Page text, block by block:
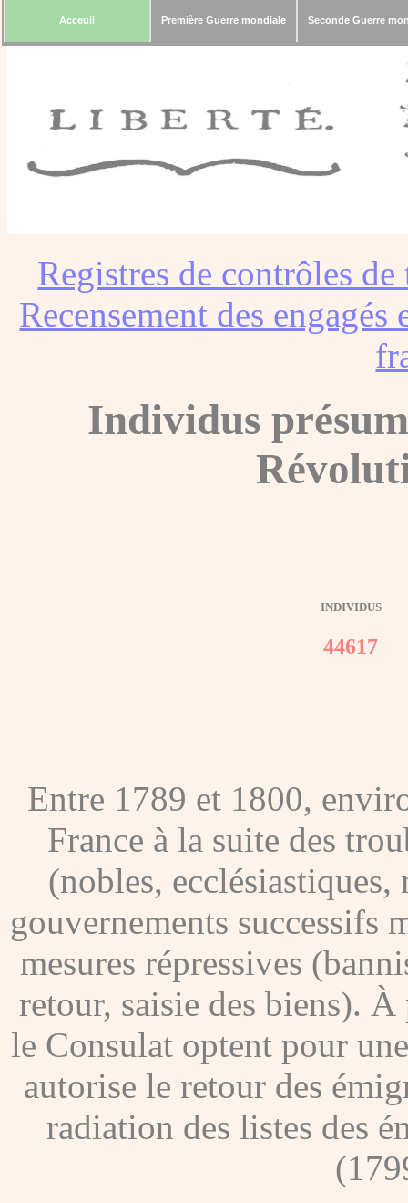
Acceuil Première Guerre mondiale Seconde Guerre
Registres de contrôles
Recensement des
Individus
INDIVIDUS
44617
Entre 1789 et 1800,
France à la suite des
(nobles,
gouvernements successifs
mesures répressives
retour, saisie des biens).
le Consulat optent pour
autorise le retour des
radiation des listes des